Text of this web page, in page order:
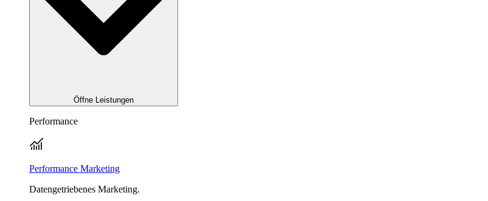
Öffne Leistungen
Performance
Performance Marketing
Datengetriebenes Marketing.